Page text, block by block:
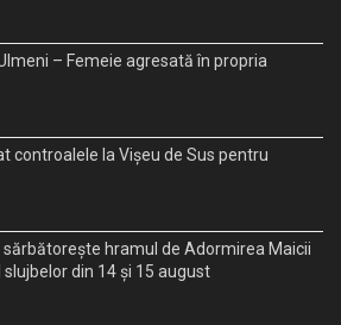
– Femeie agresată în propria
controalele la Vișeu de Sus pentru
hramul de Adormirea Maicii
din 14 și 15 august